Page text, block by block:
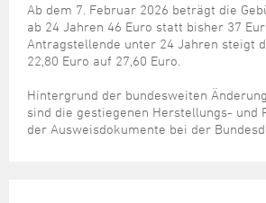
Ab dem 7. Februar 2026 beträgt die
ab 24 Jahren 46 Euro statt bisher 37
Antragstellende unter 24 Jahren steigt
22,80 Euro auf 27,60 Euro.
Hintergrund der bundesweiten
sind die gestiegenen Herstellungs- und
der Ausweisdokumente bei der